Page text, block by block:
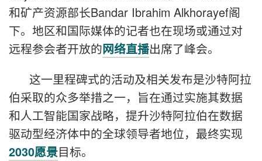
和矿产资源部长Bandar Ibrahim Alkhorayef阁
下。地区和国际媒体的记者也在现场或通过对
远程参会者开放的网络直播出席了峰会。
这一里程碑式的活动及相关发布是沙特阿拉
伯采取的众多举措之一，旨在通过实施其数据
和人工智能国家战略，提升沙特阿拉伯在数据
驱动型经济体中的全球领导者地位，最终实现
2030愿景目标。